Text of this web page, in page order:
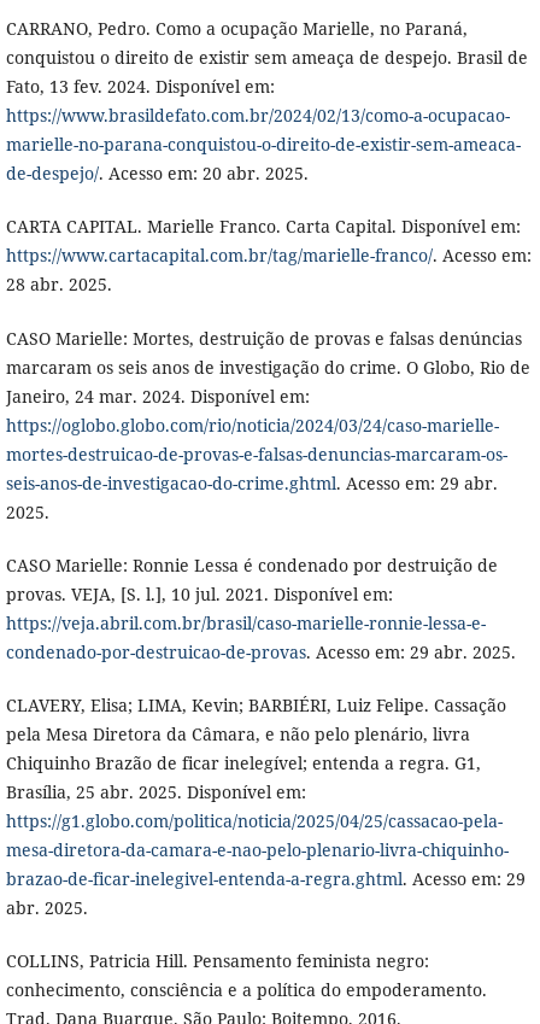
CARRANO, Pedro. Como a ocupação Marielle, no Paraná,
conquistou o direito de existir sem ameaça de despejo. Brasil de
Fato, 13 fev. 2024. Disponível em:
https://www.brasildefato.com.br/2024/02/13/como-a-ocupacao-
marielle-no-parana-conquistou-o-direito-de-existir-sem-ameaca-
de-despejo/. Acesso em: 20 abr. 2025.
CARTA CAPITAL. Marielle Franco. Carta Capital. Disponível em:
https://www.cartacapital.com.br/tag/marielle-franco/. Acesso em:
28 abr. 2025.
CASO Marielle: Mortes, destruição de provas e falsas denúncias
marcaram os seis anos de investigação do crime. O Globo, Rio de
Janeiro, 24 mar. 2024. Disponível em:
https://oglobo.globo.com/rio/noticia/2024/03/24/caso-marielle-
mortes-destruicao-de-provas-e-falsas-denuncias-marcaram-os-
seis-anos-de-investigacao-do-crime.ghtml. Acesso em: 29 abr.
2025.
CASO Marielle: Ronnie Lessa é condenado por destruição de
provas. VEJA, [S. l.], 10 jul. 2021. Disponível em:
https://veja.abril.com.br/brasil/caso-marielle-ronnie-lessa-e-
condenado-por-destruicao-de-provas. Acesso em: 29 abr. 2025.
CLAVERY, Elisa; LIMA, Kevin; BARBIÉRI, Luiz Felipe. Cassação
pela Mesa Diretora da Câmara, e não pelo plenário, livra
Chiquinho Brazão de ficar inelegível; entenda a regra. G1,
Brasília, 25 abr. 2025. Disponível em:
https://g1.globo.com/politica/noticia/2025/04/25/cassacao-pela-
mesa-diretora-da-camara-e-nao-pelo-plenario-livra-chiquinho-
brazao-de-ficar-inelegivel-entenda-a-regra.ghtml. Acesso em: 29
abr. 2025.
COLLINS, Patricia Hill. Pensamento feminista negro:
conhecimento, consciência e a política do empoderamento.
Trad. Dana Buarque. São Paulo: Boitempo, 2016.